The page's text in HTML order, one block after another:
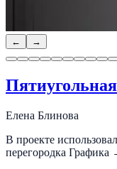
← →
Елена Блинова
В проекте
перегородка